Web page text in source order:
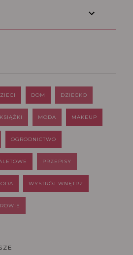
DOM DZIECKO
KSIĄŻKI MODA MAKEUP
OGRODNICTWO
PRZEPISY
WYSTRÓJ WNĘTRZ